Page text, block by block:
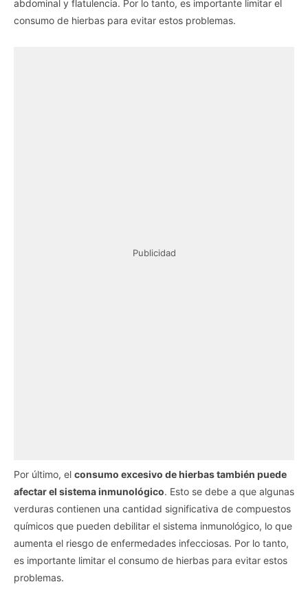
abdominal y flatulencia. Por lo tanto, es importante limitar el
consumo de hierbas para evitar estos problemas.
Publicidad
Por último, el consumo excesivo de hierbas también puede
afectar el sistema inmunológico. Esto se debe a que algunas
verduras contienen una cantidad significativa de compuestos
químicos que pueden debilitar el sistema inmunológico, lo que
aumenta el riesgo de enfermedades infecciosas. Por lo tanto,
es importante limitar el consumo de hierbas para evitar estos
problemas.